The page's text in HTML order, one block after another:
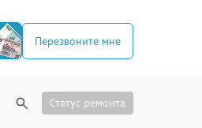
Перезвоните мне
Статус ремонта